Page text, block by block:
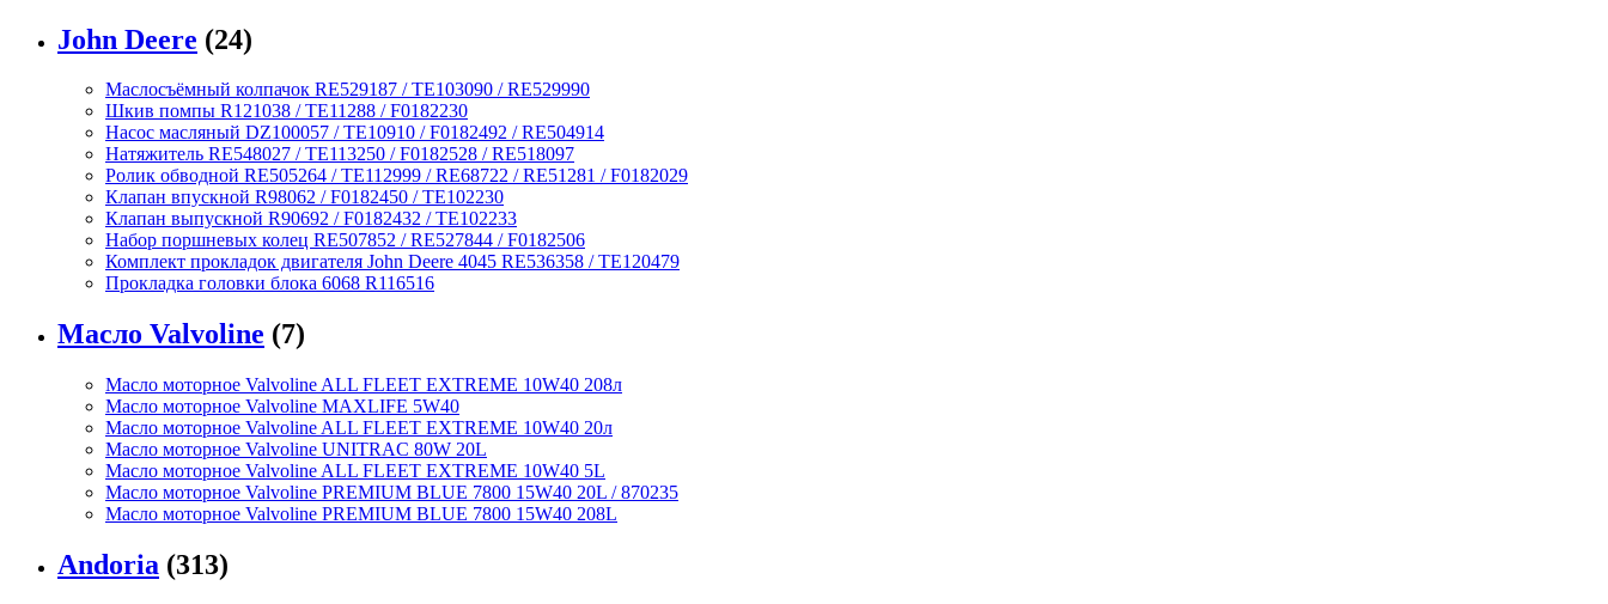
John Deere (24)
Маслосъёмный колпачок RE529187 / TE103090 / RE529990
Шкив помпы R121038 / TE11288 / F0182230
Насос масляный DZ100057 / TE10910 / F0182492 / RE504914
Натяжитель RE548027 / TE113250 / F0182528 / RE518097
Ролик обводной RE505264 / TE112999 / RE68722 / RE51281 / F0182029
Клапан впускной R98062 / F0182450 / TE102230
Клапан выпускной R90692 / F0182432 / TE102233
Набор поршневых колец RE507852 / RE527844 / F0182506
Комплект прокладок двигателя John Deere 4045 RE536358 / TE120479
Прокладка головки блока 6068 R116516
Масло Valvoline (7)
Масло моторное Valvoline ALL FLEET EXTREME 10W40 208л
Масло моторное Valvoline MAXLIFE 5W40
Масло моторное Valvoline ALL FLEET EXTREME 10W40 20л
Масло моторное Valvoline UNITRAC 80W 20L
Масло моторное Valvoline ALL FLEET EXTREME 10W40 5L
Масло моторное Valvoline PREMIUM BLUE 7800 15W40 20L / 870235
Масло моторное Valvoline PREMIUM BLUE 7800 15W40 208L
Andoria (313)